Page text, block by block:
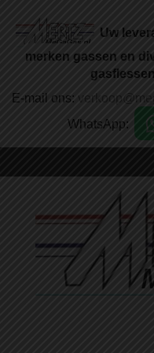
Uw
merken gassen en
E-mail ons:
WhatsApp: